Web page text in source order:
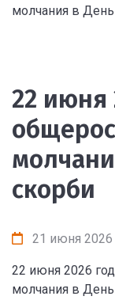
молчания в
22 июня
скорби
21 июня 2026
22 июня 2026
молчания в